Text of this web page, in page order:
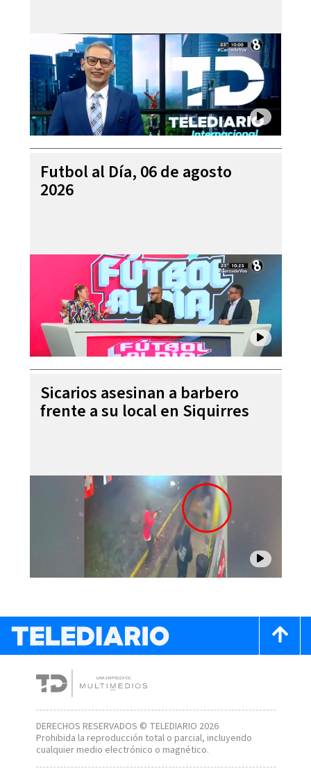
Futbol al Día, 06 de agosto
2026
Sicarios asesinan a barbero
frente a su local en Siquirres
DERECHOS RESERVADOS © TELEDIARIO 2026
Prohibida la reproducción total o parcial, incluyendo
cualquier medio electrónico o magnético.